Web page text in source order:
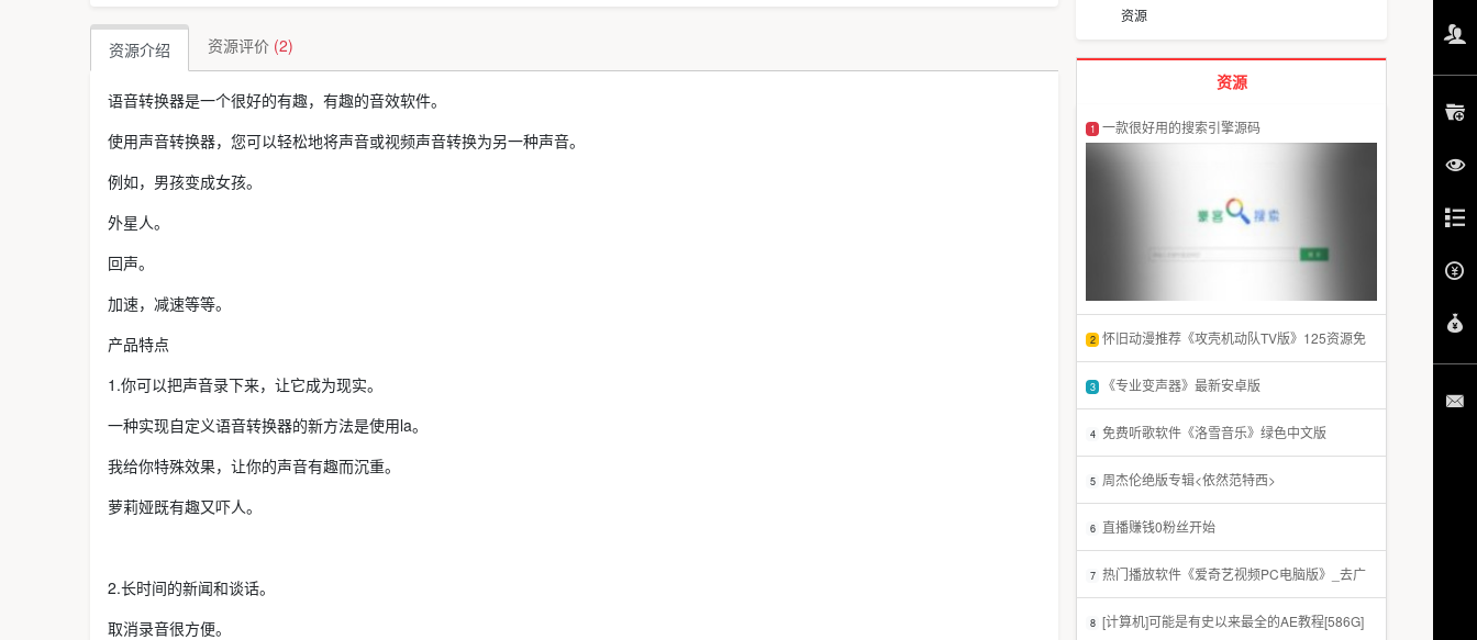
资源介绍 资源评价 (2)
语音转换器是一个很好的有趣，有趣的音效软件。
使用声音转换器，您可以轻松地将声音或视频声音转换为另一种声音。
例如，男孩变成女孩。
外星人。
回声。
加速，减速等等。
产品特点
1.你可以把声音录下来，让它成为现实。
一种实现自定义语音转换器的新方法是使用la。
我给你特殊效果，让你的声音有趣而沉重。
萝莉娅既有趣又吓人。
2.长时间的新闻和谈话。
取消录音很方便。
资源
资源
1 一款很好用的搜索引擎源码
2 怀旧动漫推荐《攻壳机动队TV版》125资源免
费下载
3 《专业变声器》最新安卓版
4 免费听歌软件《洛雪音乐》绿色中文版
5 周杰伦绝版专辑<依然范特西>
6 直播赚钱0粉丝开始
7 热门播放软件《爱奇艺视频PC电脑版》_去广
告免费版
8 [计算机]可能是有史以来最全的AE教程[586G]